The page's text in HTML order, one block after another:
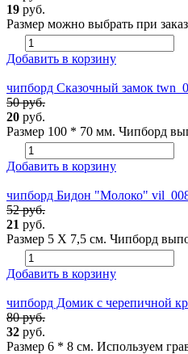
19 руб.
Размер можно выбрать при
Добавить в корзину
чипборд Сказочный замок
50 руб.
20 руб.
Размер 100 * 70 мм. Чипборд
Добавить в корзину
чипборд Бидон "Молоко"
52 руб.
21 руб.
Размер 5 Х 7,5 см. Чипборд
Добавить в корзину
чипборд Домик с черепичной
80 руб.
32 руб.
Размер 6 * 8 см. Используем